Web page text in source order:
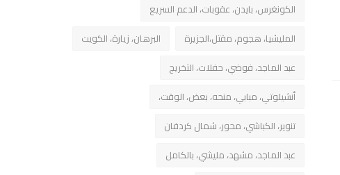
الكونغرس، بايدن، عقوبات، الدعم السريع
المليشيا، هجوم، مقتل،الجزيرة
البرهان، زيارة، الكويت
عبد الماجد، فوضي، حفلات، التخريج
أنشيلوتي، مبابي، منحه، بعض، الوقت،
تنوير، الكباشي، محور، شمال كردفان
عبد الماجد، مشهد، مليشي، بالكامل